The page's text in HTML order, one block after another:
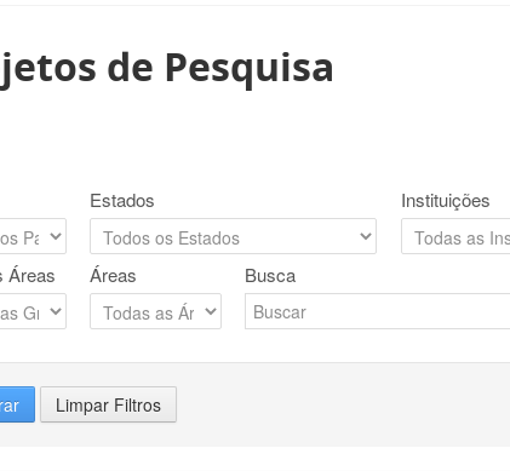
de Pesquisa
Estados Instituições
Áreas Áreas Busca
Limpar Filtros